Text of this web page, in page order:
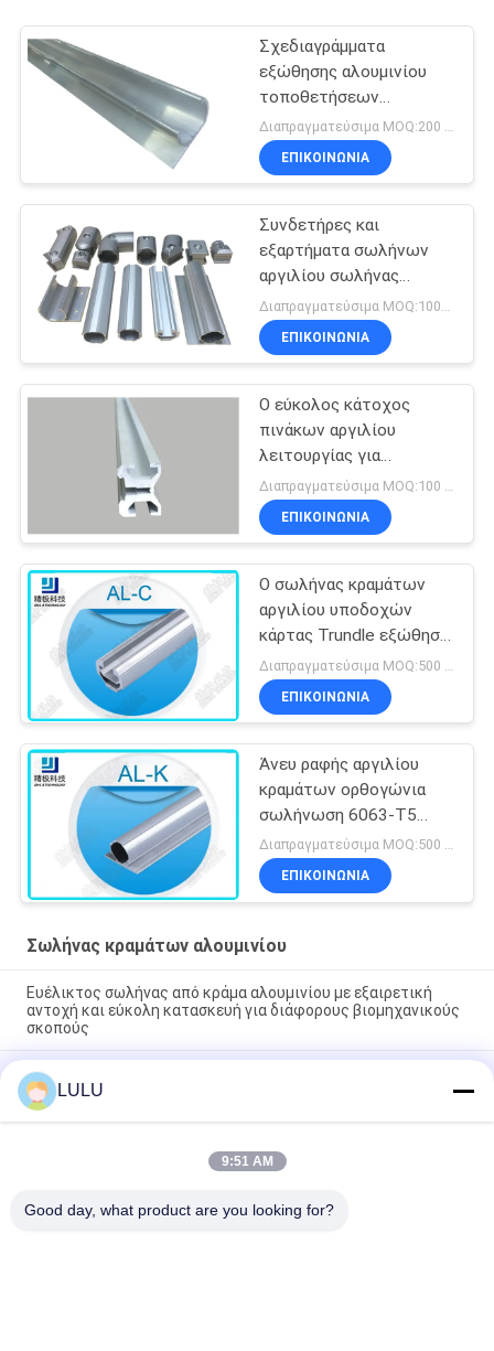
Σχεδιαγράμματα
εξώθησης αλουμινίου
τοποθετήσεων
σωληνώσεων
αλουμινίου cOem 6063
Διαπραγματεύσιμα MOQ:200 μέτρα
ΕΠΙΚΟΙΝΩΝΊΑ
Συνδετήρες και
εξαρτήματα σωλήνων
αργιλίου σωλήνας
κραμάτων αργιλίου 1.7
χιλ.
Διαπραγματεύσιμα MOQ:1000 μέτρα
ΕΠΙΚΟΙΝΩΝΊΑ
Ο εύκολος κάτοχος
πινάκων αργιλίου
λειτουργίας για
συγκεντρώνει το
σύστημα βασανισμού
σωλήνων αργιλίου
ΕΠΙΚΟΙΝΩΝΊΑ
Ο σωλήνας κραμάτων
αργιλίου υποδοχών
κάρτας Trundle εξώθησε
το άνευ ραφής σωλήνας
Al-γ
ΕΠΙΚΟΙΝΩΝΊΑ
Άνευ ραφής αργιλίου
κραμάτων ορθογώνια
σωλήνωση 6063-T5
αργιλίου φλαντζών
σωλήνων διπλή
Διαπραγματεύσιμα MOQ:500 ΜΕΤΡΑ
ΕΠΙΚΟΙΝΩΝΊΑ
Σωλήνας κραμάτων αλουμινίου
Ευέλικτος σωλήνας από κράμα αλουμινίου με εξαιρετική
αντοχή και εύκολη κατασκευή για διάφορους βιομηχανικούς
σκοπούς
Σωλήνες από κράμα αλουμινίου οξείδωσης ασήμι - 6063-T5
Σχεδιαστικό σωλήνα για συναρμολόγηση τραπεζών εργασίας
και ράφων αποθεμάτων
Alloy Pipe από χυτό αλουμίνιο 28mm OD - Ελαφρύ
επαναχρησιμοποιήσιμο σωλήνωμα πλαισίου για βιομηχανικά
LULU
9:51 AM
Good day, what product are you looking for?